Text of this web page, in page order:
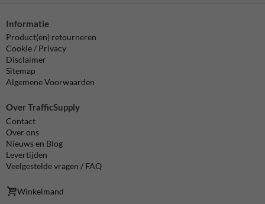
Informatie
Product(en) retourneren
Cookie / Privacy
Disclaimer
Sitemap
Algemene Voorwaarden
Over TrafficSupply
Contact
Over ons
Nieuws en Blog
Levertijden
Veelgestelde vragen / FAQ
Winkelmand